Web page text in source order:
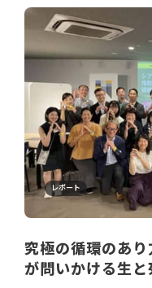
レポート
究極の循環のあり
が問いかける生と